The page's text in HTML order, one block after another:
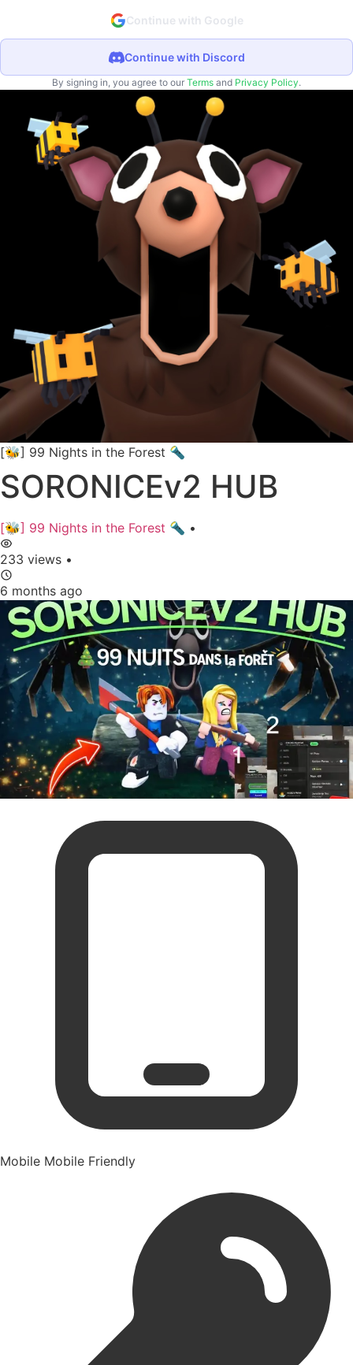
Continue with Google
Continue with Discord
By signing in, you agree to our Terms and Privacy Policy.
[🐝] 99 Nights in the Forest 🔦
SORONICEv2 HUB
[🐝] 99 Nights in the Forest 🔦 •
233 views •
6 months ago
Mobile Mobile Friendly